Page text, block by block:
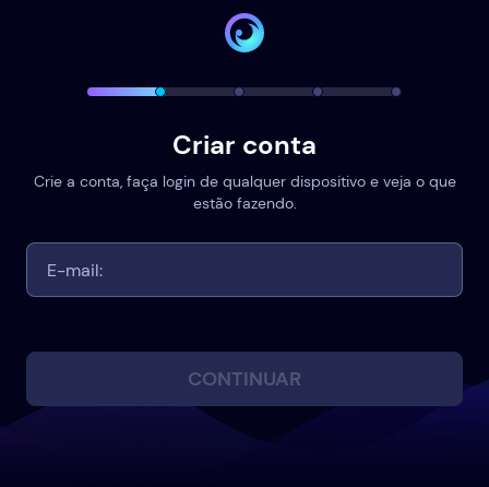
Criar conta
Crie a conta, faça login de qualquer dispositivo e veja o que
estão fazendo.
CONTINUAR